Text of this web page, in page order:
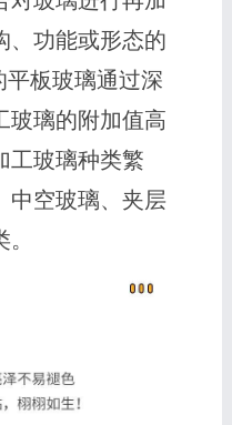
、功能或形态的
平板玻璃通过深
玻璃的附加值高
工玻璃种类繁
中空玻璃、夹层